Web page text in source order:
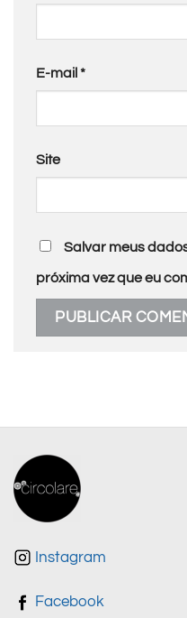
E-mail *
Site
Salvar meus
próxima vez que eu
Instagram
Facebook